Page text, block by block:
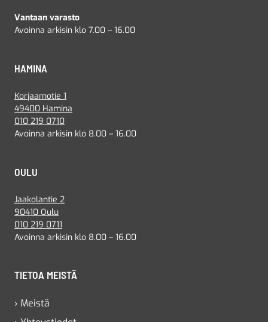
Vantaan varasto
Avoinna arkisin klo 7.00 – 16.00
HAMINA
Korjaamotie 1
49400 Hamina
010 219 0710
Avoinna arkisin klo 8.00 – 16.00
OULU
Jaakolantie 2
90410 Oulu
010 219 0711
Avoinna arkisin klo 8.00 – 16.00
TIETOA MEISTÄ
› Meistä